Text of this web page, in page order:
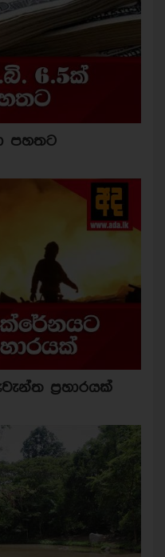
පහතට
ප්‍රහාරයක්